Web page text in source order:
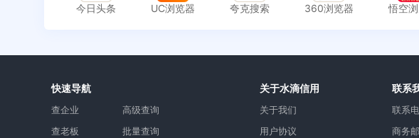
今日头条 UC浏览器 夸克搜索 360浏览器 悟空
快速导航
查企业
查老板
高级查询
批量查询
关于水滴信用
关于我们
用户协议
联系
联系
商务